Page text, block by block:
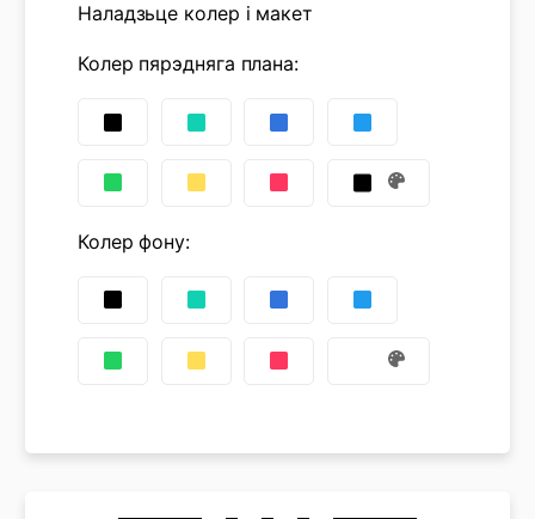
Наладзьце колер і макет
Колер пярэдняга плана:
Колер фону: